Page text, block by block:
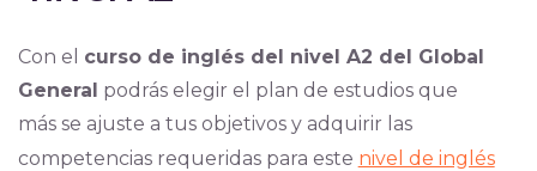
Con el curso de inglés del nivel A2 del Global
General podrás elegir el plan de estudios que
más se ajuste a tus objetivos y adquirir las
competencias requeridas para este nivel de inglés